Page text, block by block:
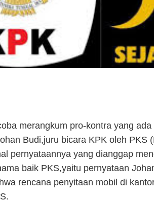
merangkum pro-kontra yang
Budi,juru bicara KPK oleh PKS
pernyataannya yang dianggap
baik PKS,yaitu pernyataan
rencana penyitaan mobil di